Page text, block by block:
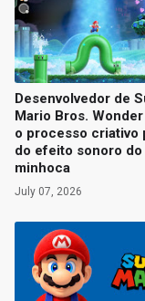
Desenvolvedor de
Mario Bros.
o processo criativo
do efeito sonoro do
minhoca
July 07, 2026